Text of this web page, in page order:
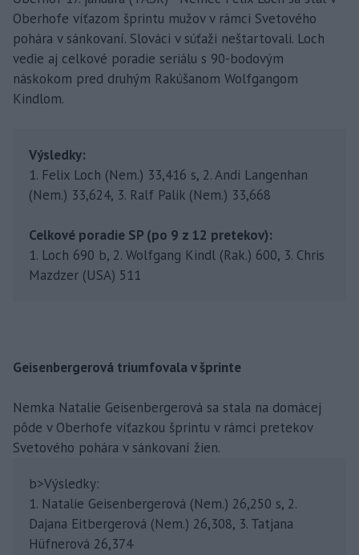
Oberhofe víťazom šprintu mužov v rámci Svetového
pohára v sánkovaní. Slováci v súťaži neštartovali. Loch
vedie aj celkové poradie seriálu s 90-bodovým
náskokom pred druhým Rakúšanom Wolfgangom
Kindlom.
Výsledky:
1. Felix Loch (Nem.) 33,416 s, 2. Andi Langenhan
(Nem.) 33,624, 3. Ralf Palik (Nem.) 33,668
Celkové poradie SP (po 9 z 12 pretekov):
1. Loch 690 b, 2. Wolfgang Kindl (Rak.) 600, 3. Chris
Mazdzer (USA) 511
Geisenbergerová triumfovala v šprinte
Nemka Natalie Geisenbergerová sa stala na domácej
pôde v Oberhofe víťazkou šprintu v rámci pretekov
Svetového pohára v sánkovaní žien.
b>Výsledky:
1. Natalie Geisenbergerová (Nem.) 26,250 s, 2.
Dajana Eitbergerová (Nem.) 26,308, 3. Tatjana
Hüfnerová 26,374